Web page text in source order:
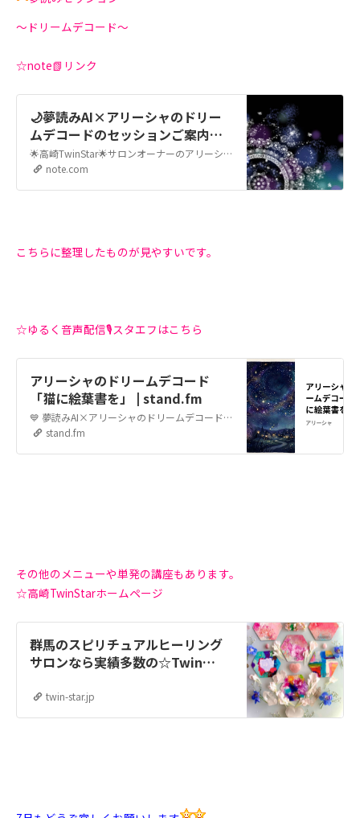
～ドリームデコード～
☆note📗リンク
🌙夢読みAI×アリーシャのドリー
ムデコードのセッションご案内🌃
｜ALEESHA
🌟高崎TwinStar🌟サロンオーナーのアリーシャです。 最新の「夢読みAI」の膨大なデータと、私の22年間のサロンワークの体験とスピリチュアルな感性を掛け合わせ、あなたの夢から伝えてられるメッセージをあたたかく紐解いていく「ドリームデコード」のセッションメニューのご案内となります🌙✨ ① このような方へお届けしたいセッション🎀 ・最近、なぜか気になる夢…
note.com
こちらに整理したものが見やすいです。
☆ゆるく音声配信🎙️スタエフはこちら
アリーシャのドリームデコード
「猫に絵葉書を」 | stand.fm
💙 夢読みAI×アリーシャのドリームデコード 高崎TwinStarのアリーシャと申します💜 沢山夢を見て夢読みを行っていくうちに、何だか心がどんどん自由になっていくのを体験しドリームデコードというものを始めてみました🌃 22年間のスピリチュアルサロンワークで培った直感や体験をベースに、最新の『夢読みAI』も私の大切な相棒（デコードツール）として取り入れて…
stand.fm
その他のメニューや単発の講座も あります。
☆高崎TwinStarホームページ
群馬のスピリチュアルヒーリング
サロンなら実績多数の☆Twin
輝かしく
twin-star.jp